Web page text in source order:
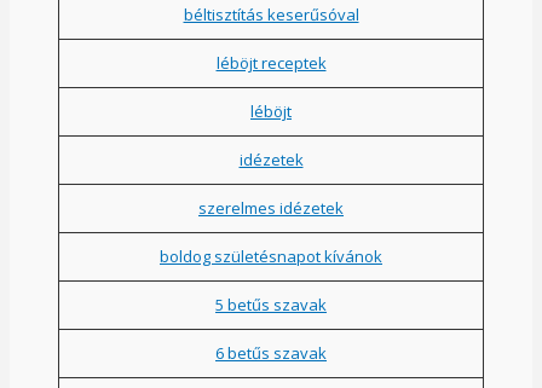
béltisztítás keserűsóval
léböjt receptek
léböjt
idézetek
szerelmes idézetek
boldog születésnapot kívánok
5 betűs szavak
6 betűs szavak